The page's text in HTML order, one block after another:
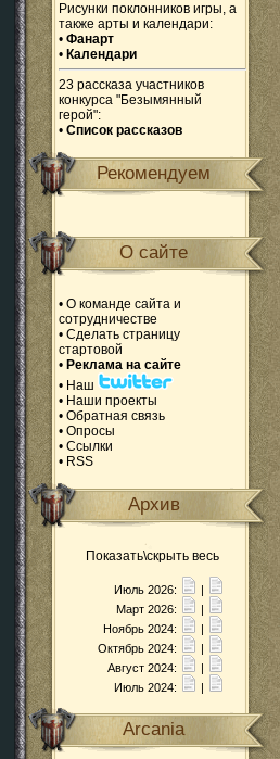
Рисунки поклонников игры, а
также арты и календари:
• Фанарт
• Календари
23 рассказа участников
конкурса "Безымянный
герой":
• Список рассказов
Рекомендуем
О сайте
• О команде сайта и
сотрудничестве
• Сделать страницу
стартовой
• Реклама на сайте
• Наш
• Наши проекты
• Обратная связь
• Опросы
• Ссылки
• RSS
Архив
Показать\скрыть весь
Июль 2026:
|
Март 2026:
|
Ноябрь 2024:
|
Октябрь 2024:
|
Август 2024:
|
Июль 2024:
|
Arcania